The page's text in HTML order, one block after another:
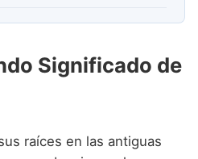
Significado de
raíces en las antiguas